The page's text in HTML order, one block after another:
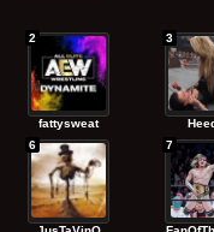
fattysweat
2 3
6 7